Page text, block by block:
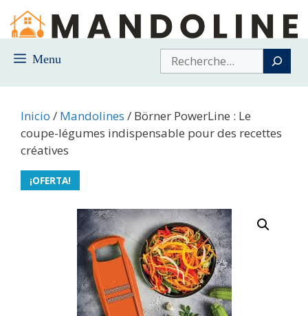
Saltar
contenido
Menu Buscar
Inicio / Mandolines / Börner PowerLine : Le
coupe-légumes indispensable pour des recettes
créatives
¡OFERTA!